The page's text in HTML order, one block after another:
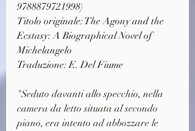
9788879721998)
Titolo originale: The Agony and the
Ecstasy: A Biographical Novel of
Michelangelo
Traduzione: E. Del Fiume
"Seduto davanti allo specchio, nella
camera da letto situata al secondo
piano, era intento ad abbozzare le